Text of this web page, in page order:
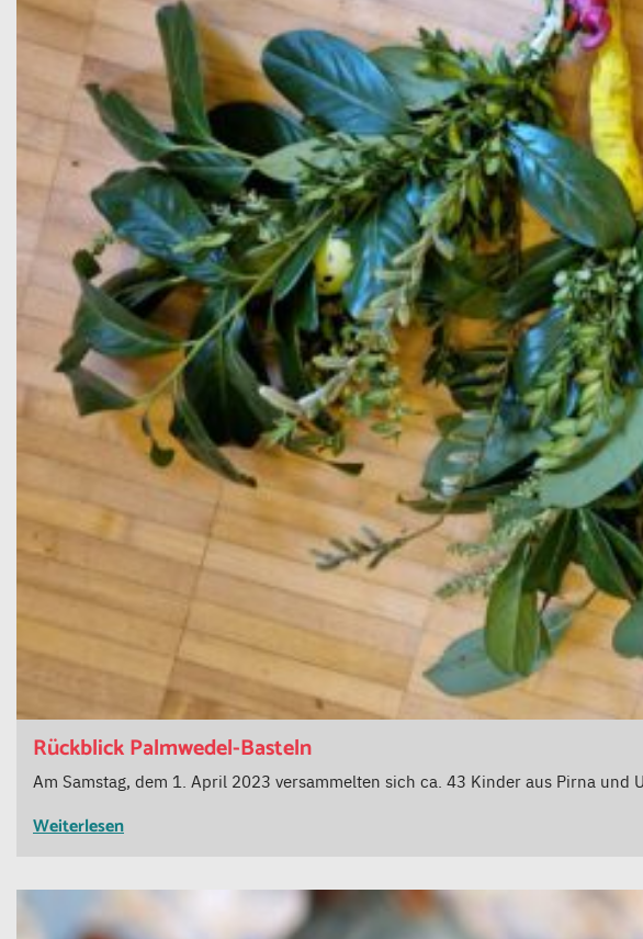
Rückblick Palmwedel-Basteln
Am Samstag, dem 1. April 2023 versammelten sich ca. 43 Kinder aus Pirna
Weiterlesen